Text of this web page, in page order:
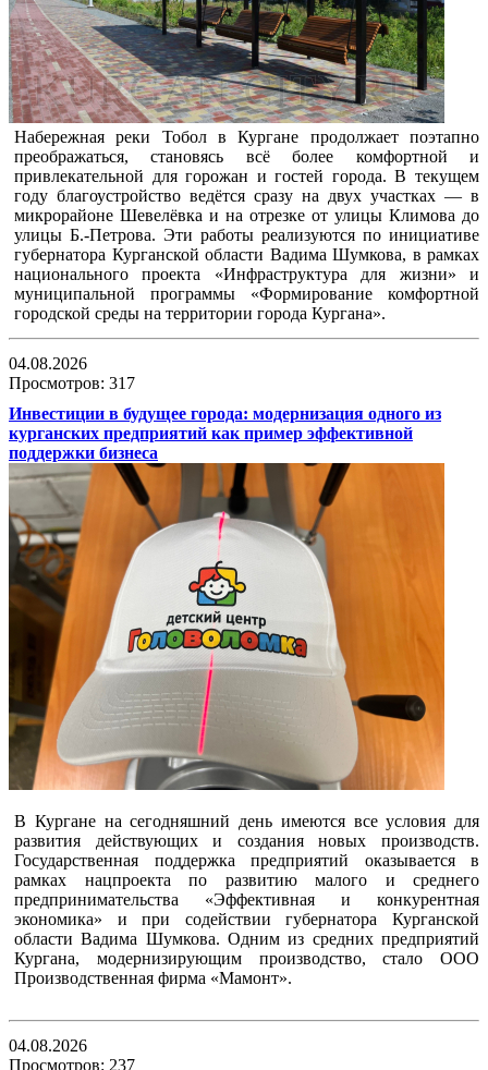
Набережная реки Тобол в Кургане продолжает поэтапно
преображаться, становясь всё более комфортной и
привлекательной для горожан и гостей города. В текущем
году благоустройство ведётся сразу на двух участках — в
микрорайоне Шевелёвка и на отрезке от улицы Климова до
улицы Б.-Петрова. Эти работы реализуются по инициативе
губернатора Курганской области Вадима Шумкова, в рамках
национального проекта «Инфраструктура для жизни» и
муниципальной программы «Формирование комфортной
городской среды на территории города Кургана».
04.08.2026
Просмотров: 317
Инвестиции в будущее города: модернизация одного из
курганских предприятий как пример эффективной
поддержки бизнеса
В Кургане на сегодняшний день имеются все условия для
развития действующих и создания новых производств.
Государственная поддержка предприятий оказывается в
рамках нацпроекта по развитию малого и среднего
предпринимательства «Эффективная и конкурентная
экономика» и при содействии губернатора Курганской
области Вадима Шумкова. Одним из средних предприятий
Кургана, модернизирующим производство, стало ООО
Производственная фирма «Мамонт».
04.08.2026
Просмотров: 237